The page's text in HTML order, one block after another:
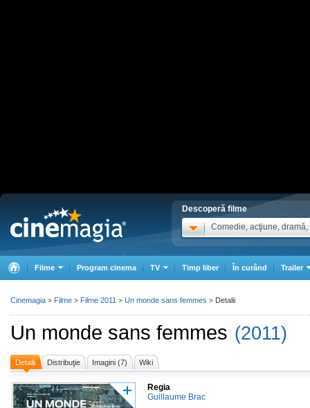
Descoperă filme
Comedie, acţiune, dramă,
Filme Program cinema TV Timp liber În curând Trailer
Un monde sans femmes (2011)
Detalii Distribuţie Imagini (7) Wiki
Regia
Guillaume Brac
Cinemagia > Filme > Filme 2011 > Un monde sans femmes > Detalii